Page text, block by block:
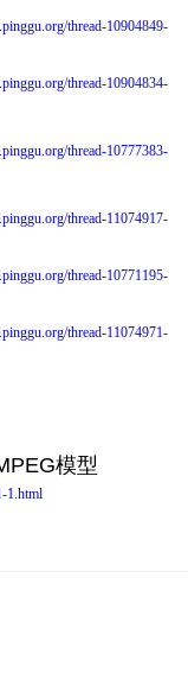
thread-10904849-
thread-10904834-
thread-10777383-
thread-11074917-
thread-10771195-
thread-11074971-
模型
1.html